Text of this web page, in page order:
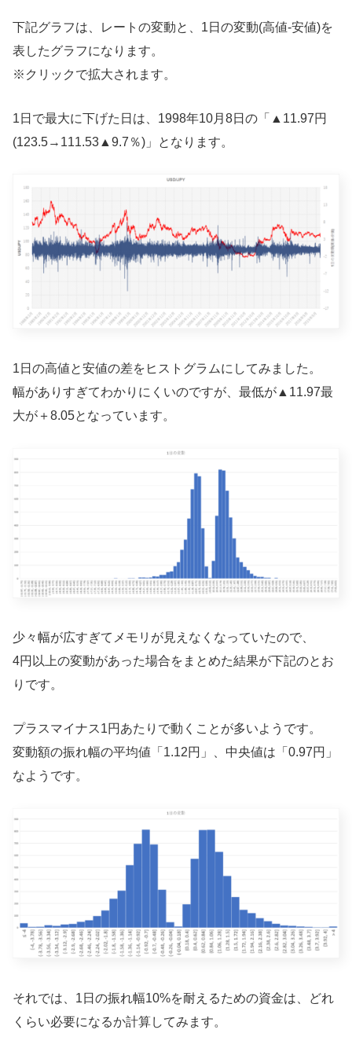
下記グラフは、レートの変動と、1日の変動(高値-安値)を
表したグラフになります。
※クリックで拡大されます。
1日で最大に下げた日は、1998年10月8日の「▲11.97円
(123.5→111.53▲9.7％)」となります。
1日の高値と安値の差をヒストグラムにしてみました。
幅がありすぎてわかりにくいのですが、最低が▲11.97最
大が＋8.05となっています。
少々幅が広すぎてメモリが見えなくなっていたので、
4円以上の変動があった場合をまとめた結果が下記のとお
りです。
プラスマイナス1円あたりで動くことが多いようです。
変動額の振れ幅の平均値「1.12円」、中央値は「0.97円」
なようです。
それでは、1日の振れ幅10%を耐えるための資金は、どれ
くらい必要になるか計算してみます。